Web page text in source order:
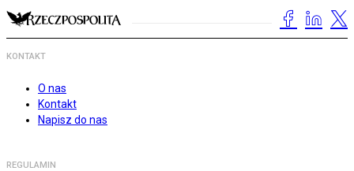
KONTAKT
O nas
Kontakt
Napisz do nas
REGULAMIN